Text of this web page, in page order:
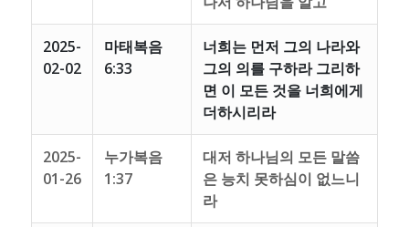
2025-
02-02
마태복음
6:33
너희는 먼저 그의 나라와
그의 의를 구하라 그리하
면 이 모든 것을 너희에게
더하시리라
2025-
01-26
누가복음
1:37
대저 하나님의 모든 말씀
은 능치 못하심이 없느니
라